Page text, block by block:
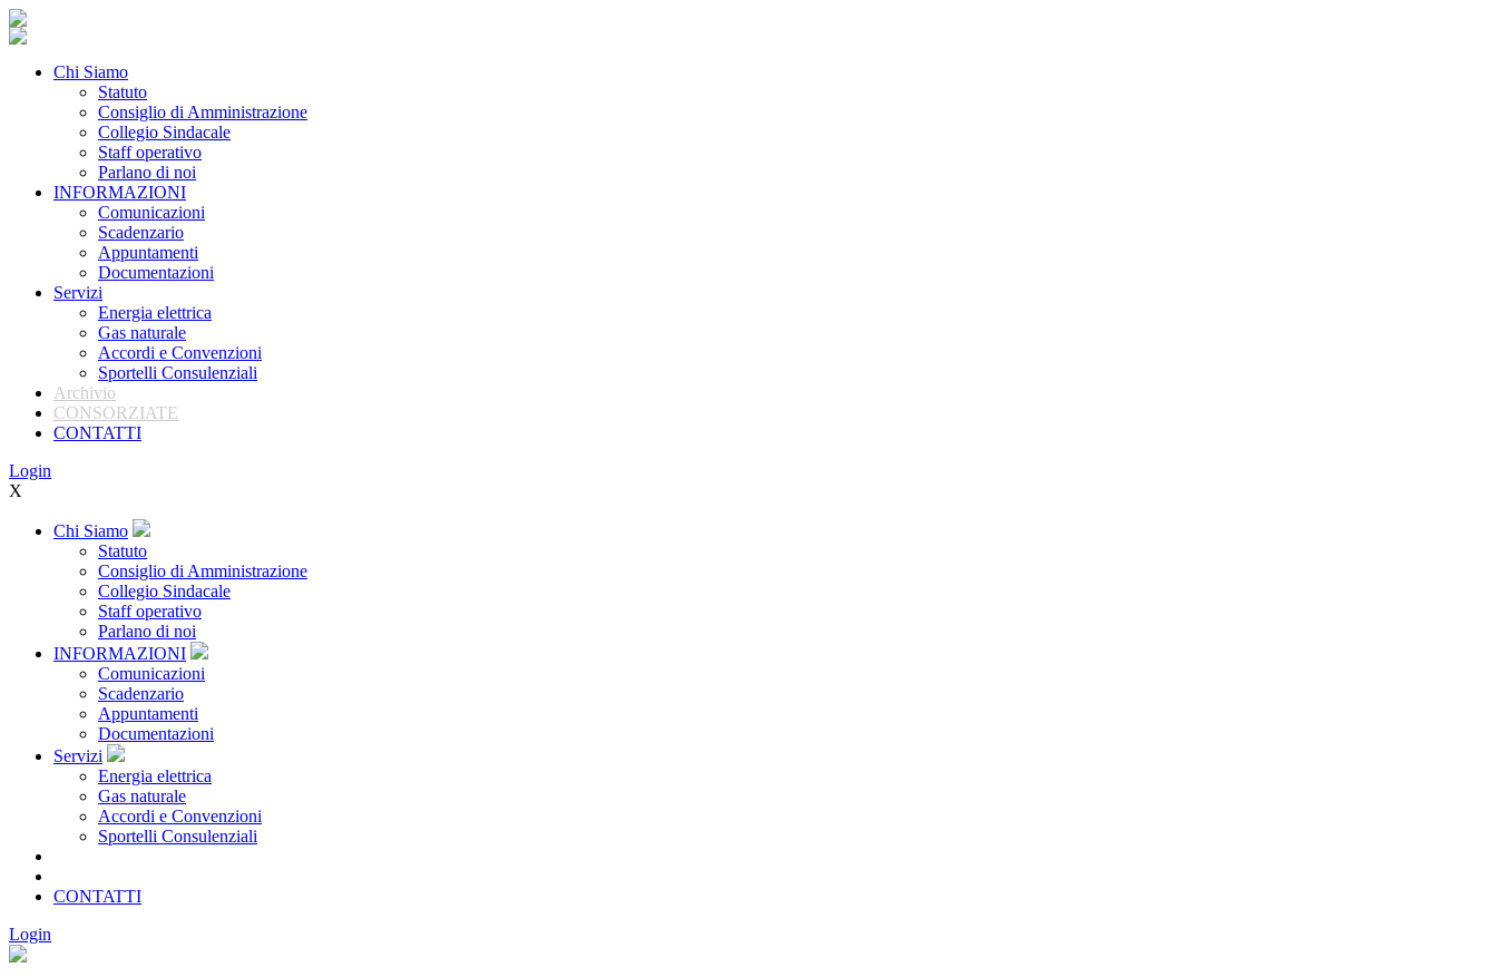
Chi Siamo
Statuto
Consiglio di Amministrazione
Collegio Sindacale
Staff operativo
Parlano di noi
INFORMAZIONI
Comunicazioni
Scadenzario
Appuntamenti
Documentazioni
Servizi
Energia elettrica
Gas naturale
Accordi e Convenzioni
Sportelli Consulenziali
Archivio
CONSORZIATE
CONTATTI
Login
X
Chi Siamo
Statuto
Consiglio di Amministrazione
Collegio Sindacale
Staff operativo
Parlano di noi
INFORMAZIONI
Comunicazioni
Scadenzario
Appuntamenti
Documentazioni
Servizi
Energia elettrica
Gas naturale
Accordi e Convenzioni
Sportelli Consulenziali
CONTATTI
Login